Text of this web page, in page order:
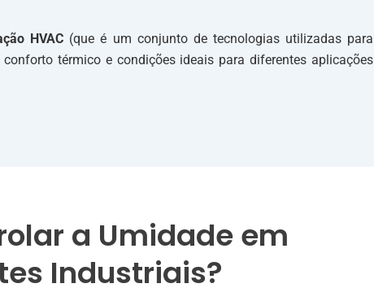
HVAC (que é um conjunto de tecnologias utilizadas para
térmico e condições ideais para diferentes aplicações
a Umidade em
Industriais?